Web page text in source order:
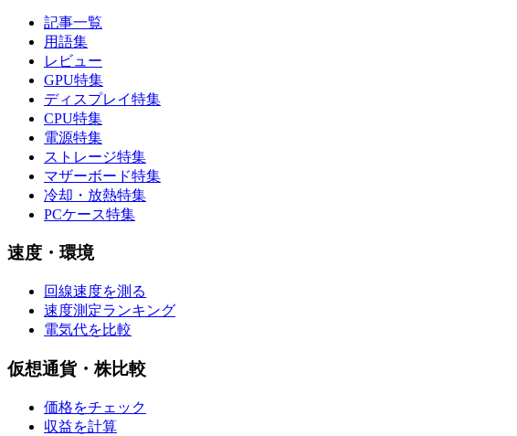
記事一覧
用語集
レビュー
GPU特集
ディスプレイ特集
CPU特集
電源特集
ストレージ特集
マザーボード特集
冷却・放熱特集
PCケース特集
速度・環境
回線速度を測る
速度測定ランキング
電気代を比較
仮想通貨・株比較
価格をチェック
収益を計算